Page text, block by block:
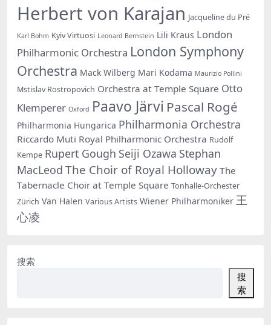
Herbert von Karajan Jacqueline du Pré
Karl Bohm Kyiv Virtuosi Leonard Bernstein Lili Kraus London
Philharmonic Orchestra London Symphony
Orchestra Mack Wilberg Mari Kodama Maurizio Pollini
Mstislav Rostropovich Orchestra at Temple Square Otto
Klemperer Oxford Paavo Järvi Pascal Rogé
Philharmonia Hungarica Philharmonia Orchestra
Riccardo Muti Royal Philharmonic Orchestra Rudolf
Kempe Rupert Gough Seiji Ozawa Stephan
MacLeod The Choir of Royal Holloway The
Tabernacle Choir at Temple Square Tonhalle-Orchester
Zürich Van Halen Various Artists Wiener Philharmoniker 王
心凌
搜索
搜
索